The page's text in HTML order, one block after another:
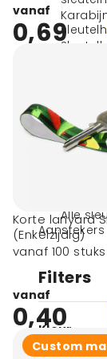
foto
Alle
Aanstekers
Filters
Kleur
vanaf
0,69
Korte lanyard
(Enkelzijdig)
vanaf 100 stuks
vanaf
0,40
Custom